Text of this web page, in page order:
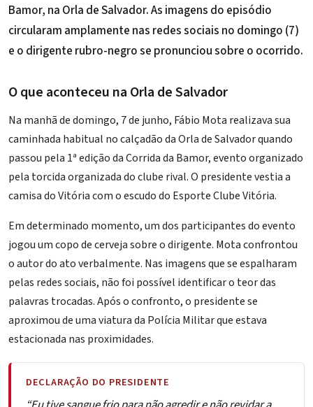
Bamor, na Orla de Salvador. As imagens do episódio
circularam amplamente nas redes sociais no domingo (7)
e o dirigente rubro-negro se pronunciou sobre o ocorrido.
O que aconteceu na Orla de Salvador
Na manhã de domingo, 7 de junho, Fábio Mota realizava sua
caminhada habitual no calçadão da Orla de Salvador quando
passou pela 1ª edição da Corrida da Bamor, evento organizado
pela torcida organizada do clube rival. O presidente vestia a
camisa do Vitória com o escudo do Esporte Clube Vitória.
Em determinado momento, um dos participantes do evento
jogou um copo de cerveja sobre o dirigente. Mota confrontou
o autor do ato verbalmente. Nas imagens que se espalharam
pelas redes sociais, não foi possível identificar o teor das
palavras trocadas. Após o confronto, o presidente se
aproximou de uma viatura da Polícia Militar que estava
estacionada nas proximidades.
DECLARAÇÃO DO PRESIDENTE